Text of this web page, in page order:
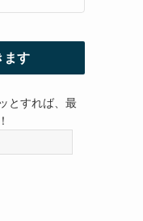
ます
とすれば、最